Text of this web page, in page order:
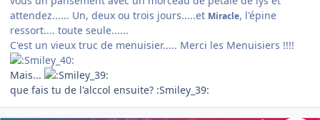
attendez...... Un, deux ou trois jours.....et Miracle, l'épine
ressort.... toute seule......
C'est un vieux truc de menuisier..... Merci les Menuisiers !!!!
Mais...
que fais tu de l'alccol ensuite? :Smiley_39: